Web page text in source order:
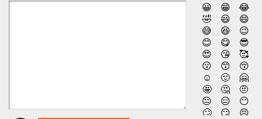
😀
😁
😂
🤣
😃
😄
😅
😆
😉
😊
😋
😎
😍
😘
🥰
😗
😙
😚
☺️
🙂
🤗
🤩
🤔
🤨
😐
😑
😶
🙄
😏
😣